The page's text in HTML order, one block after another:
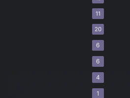
11
20
6
6
4
1